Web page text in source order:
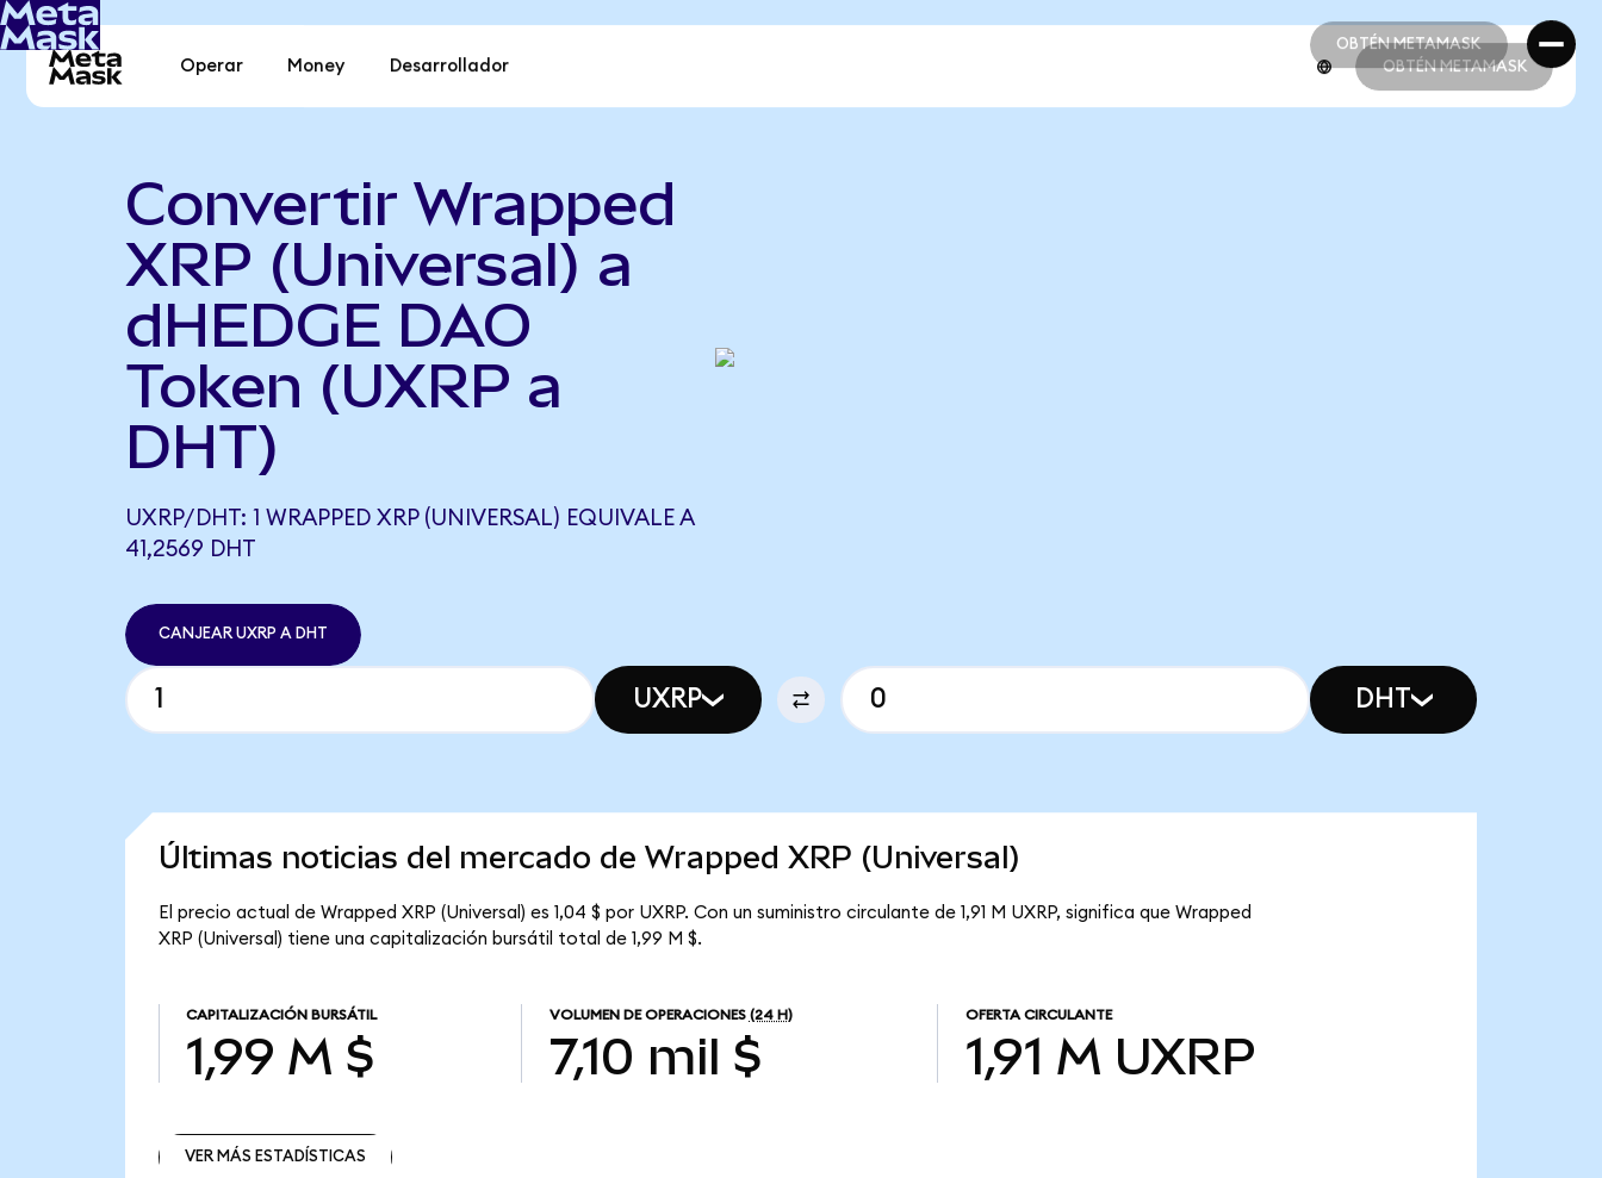
OBTÉN METAMASK
OBTÉN METAMASK
Operar Money Desarrollador OBTÉN METAMASK
Convertir Wrapped
XRP (Universal) a
dHEDGE DAO
Token (UXRP a
DHT)
UXRP/DHT: 1 WRAPPED XRP (UNIVERSAL) EQUIVALE A
41,2569 DHT
CANJEAR UXRP A DHT
UXRP DHT
Últimas noticias del mercado de Wrapped XRP (Universal)
El precio actual de Wrapped XRP (Universal) es 1,04 $ por UXRP. Con un suministro circulante de 1,91 M UXRP, significa que Wrapped
XRP (Universal) tiene una capitalización bursátil total de 1,99 M $.
CAPITALIZACIÓN BURSÁTIL
1,99 M $
VOLUMEN DE OPERACIONES (24 H)
7,10 mil $
OFERTA CIRCULANTE
1,91 M UXRP
VER MÁS ESTADÍSTICAS